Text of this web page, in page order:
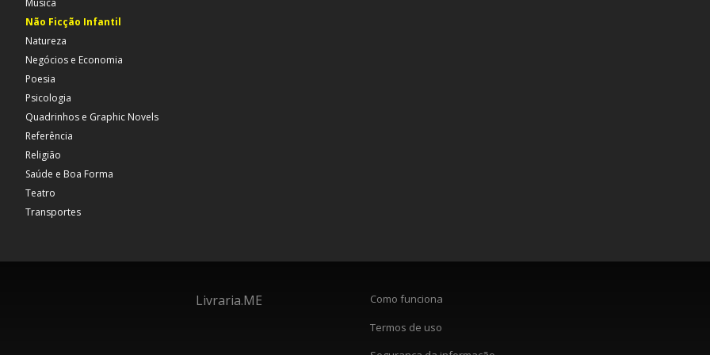
Música
Não Ficção Infantil
Natureza
Negócios e Economia
Poesia
Psicologia
Quadrinhos e Graphic Novels
Referência
Religião
Saúde e Boa Forma
Teatro
Transportes
Livraria.ME
Como funciona
Termos de uso